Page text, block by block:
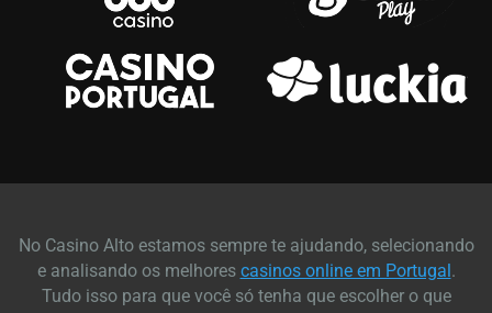
No Casino Alto estamos sempre te ajudando, selecionando
e analisando os melhores casinos online em Portugal.
Tudo isso para que você só tenha que escolher o que